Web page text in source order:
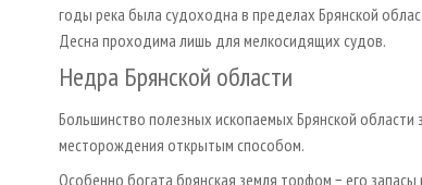
годы река была судоходна в пределах Брянской
Десна проходима лишь для мелкосидящих судов.
Недра Брянской области
Большинство полезных ископаемых Брянской области
месторождения открытым способом.
Особенно богата брянская земля торфом − его